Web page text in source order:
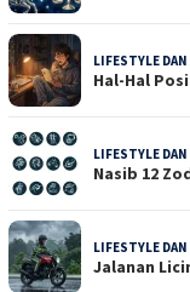
LIFESTYLE
Hal-Hal
LIFESTYLE
Nasib 12
LIFESTYLE
Jalanan